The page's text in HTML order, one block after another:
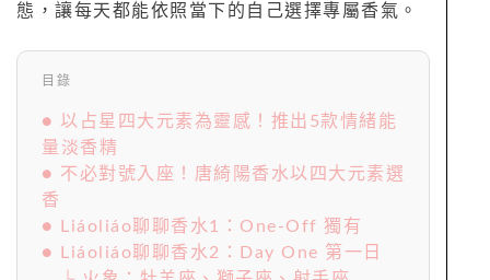
態，讓每天都能依照當下的自己選擇專屬香氣。
目錄
● 以占星四大元素為靈感！推出5款情緒能
量淡香精
● 不必對號入座！唐綺陽香水以四大元素選
香
● Liáoliáo聊聊香水1：One-Off 獨有
● Liáoliáo聊聊香水2：Day One 第一日